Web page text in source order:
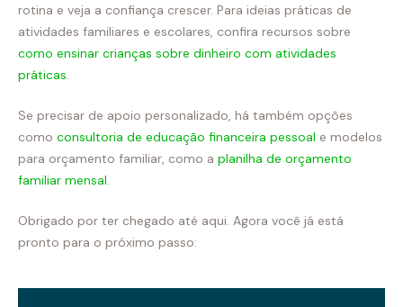
rotina e veja a confiança crescer. Para ideias práticas de
atividades familiares e escolares, confira recursos sobre
como ensinar crianças sobre dinheiro com atividades
práticas.
Se precisar de apoio personalizado, há também opções
como consultoria de educação financeira pessoal e modelos
para orçamento familiar, como a planilha de orçamento
familiar mensal.
Obrigado por ter chegado até aqui. Agora você já está
pronto para o próximo passo: